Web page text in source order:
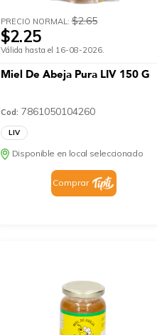
PRECIO NORMAL:$2.65
$2.25
Válida hasta el 16-08-2026.
Miel De Abeja Pura LIV 150 G
Cod: 7861050104260
LIV
Disponible en local seleccionado
Comprar